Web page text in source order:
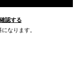
認する
なります。